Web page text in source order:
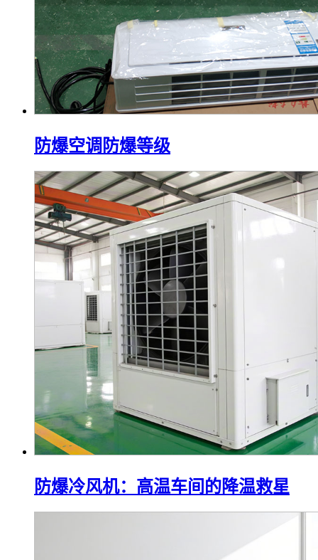
防爆空调防爆等级
防爆冷风机：高温车间的降温救星